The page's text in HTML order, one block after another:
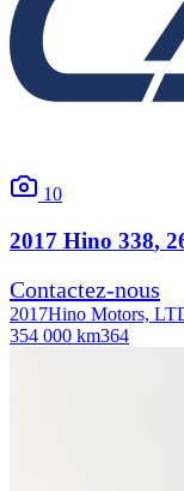
10
2017 Hino 338,
Contactez-nous
2017Hino Motors,
354 000 km364